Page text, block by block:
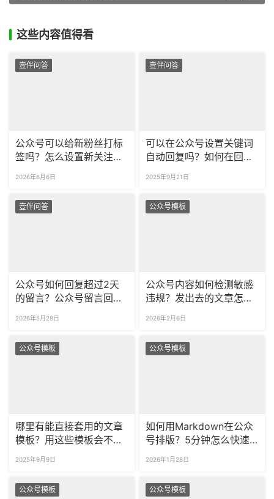
这些内容值得看
壹伴问答
公众号可以给新粉丝打标
签吗？怎么设置新关注自
2026年6月6日
壹伴问答
可以在公众号设置关键词
自动回复吗？如何在回复
2025年9月21日
壹伴问答
公众号如何回复超过2天
的留言？公众号留言回复
2026年5月28日
公众号模板
公众号内容如何检测敏感
违规？发出去的文章怎么
2026年2月6日
公众号模板
哪里有能直接套用的文章
模板？用这些模板会不会
2025年9月9日
公众号模板
如何用Markdown在公众
号排版？5分钟怎么快速
2026年1月28日
公众号模板 公众号模板